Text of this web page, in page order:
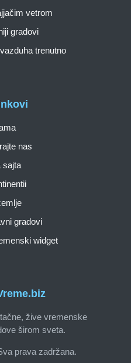
žive vremenske
širom sveta.
prava zadržana.
nas
sajta
gradovi
widget
vetrom
gradovi
trenutno